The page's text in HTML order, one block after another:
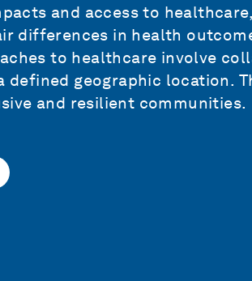
and access to
differences in health
to healthcare involve
defined geographic location.
and resilient communities.